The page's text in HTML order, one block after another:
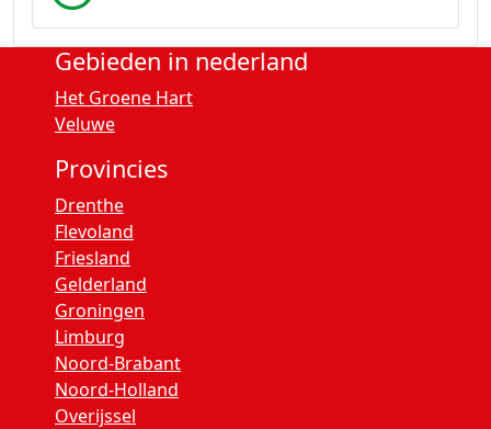
Gebieden in nederland
Het Groene Hart
Veluwe
Provincies
Drenthe
Flevoland
Friesland
Gelderland
Groningen
Limburg
Noord-Brabant
Noord-Holland
Overijssel